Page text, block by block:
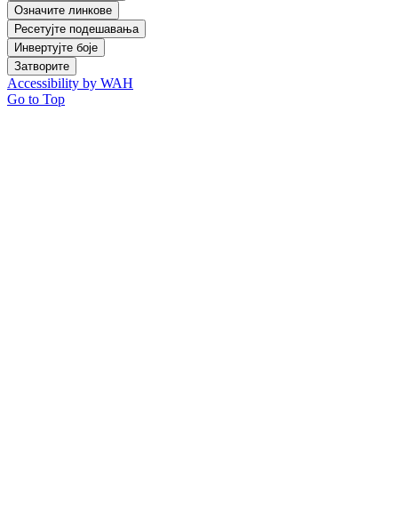
Означите линкове
Ресетујте подешавања
Инвертујте боје
Затворите
Accessibility by WAH
Go to Top